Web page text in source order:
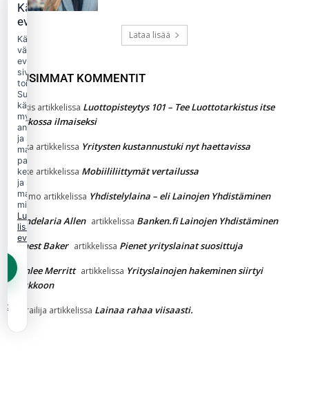
Lataa lisää
UUSIMMAT KOMMENTIT
Jukkis artikkelissa Luottopisteytys 101 – Tee Luottotarkistus itse
verkossa ilmaiseksi
jaska artikkelissa Yritysten kustannustuki nyt haettavissa
Jakke artikkelissa Mobiililiittymät vertailussa
Kimmo artikkelissa Yhdistelylaina – eli Lainojen Yhdistäminen
Candelaria Allen artikkelissa Banken.fi Lainojen Yhdistäminen
Ernest Baker artikkelissa Pienet yrityslainat suosittuja
Ashlee Merritt artikkelissa Yrityslainojen hakeminen siirtyi
verkkoon
Vierailija artikkelissa Lainaa rahaa viisaasti.
Käytämme
evästeitä
Käytämme
välttämättömiä
evästeitä
sivuston
toimintaan.
Suostumuksellasi
käytämme
myös
analytiikka-
ja
markkinointievästeitä
palvelun
kehittämiseen
ja
mainonnan
mittaamiseen.
Lue
lisää
evästekäytännöstä.